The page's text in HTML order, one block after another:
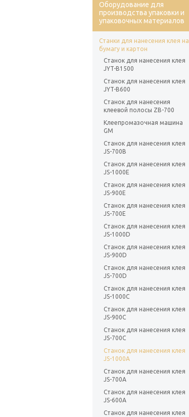
Оборудование для
производства упаковки и
упаковочных материалов
Станки для нанесения клея на
бумагу и картон
Станок для нанесения клея
JYT-B1500
Станок для нанесения клея
JYT-B600
Станок для нанесения
клеевой полосы ZB-700
Клеепромазочная машина
GM
Станок для нанесения клея
JS-700B
Станок для нанесения клея
JS-1000E
Станок для нанесения клея
JS-900E
Станок для нанесения клея
JS-700E
Станок для нанесения клея
JS-1000D
Станок для нанесения клея
JS-900D
Станок для нанесения клея
JS-700D
Станок для нанесения клея
JS-1000C
Станок для нанесения клея
JS-900C
Станок для нанесения клея
JS-700C
Станок для нанесения клея
JS-1000A
Станок для нанесения клея
JS-700A
Станок для нанесения клея
JS-600A
Станок для нанесения клея